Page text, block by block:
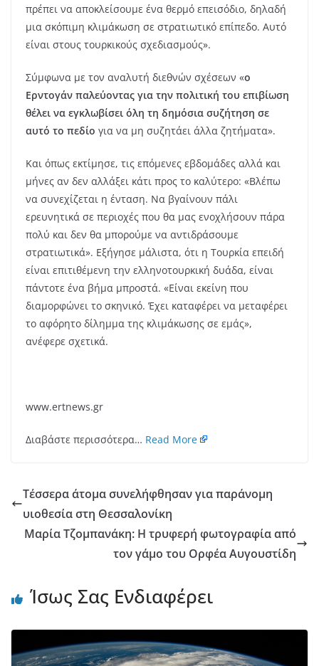
πρέπει να αποκλείσουμε ένα θερμό επεισόδιο, δηλαδή
μια σκόπιμη κλιμάκωση σε στρατιωτικό επίπεδο. Αυτό
είναι στους τουρκικούς σχεδιασμούς».
Σύμφωνα με τον αναλυτή διεθνών σχέσεων «ο
Ερντογάν παλεύοντας για την πολιτική του επιβίωση
θέλει να εγκλωβίσει όλη τη δημόσια συζήτηση σε
αυτό το πεδίο για να μη συζητάει άλλα ζητήματα».
Και όπως εκτίμησε, τις επόμενες εβδομάδες αλλά και
μήνες αν δεν αλλάξει κάτι προς το καλύτερο: «Βλέπω
να συνεχίζεται η ένταση. Να βγαίνουν πάλι
ερευνητικά σε περιοχές που θα μας ενοχλήσουν πάρα
πολύ και δεν θα μπορούμε να αντιδράσουμε
στρατιωτικά». Εξήγησε μάλιστα, ότι η Τουρκία επειδή
είναι επιτιθέμενη την ελληνοτουρκική δυάδα, είναι
πάντοτε ένα βήμα μπροστά. «Είναι εκείνη που
διαμορφώνει το σκηνικό. Έχει καταφέρει να μεταφέρει
το αφόρητο δίλημμα της κλιμάκωσης σε εμάς»,
ανέφερε σχετικά.
www.ertnews.gr
Διαβάστε περισσότερα… Read More
Τέσσερα άτομα συνελήφθησαν για παράνομη
υιοθεσία στη Θεσσαλονίκη
Μαρία Τζομπανάκη: Η τρυφερή φωτογραφία από
τον γάμο του Ορφέα Αυγουστίδη
Ίσως Σας Ενδιαφέρει